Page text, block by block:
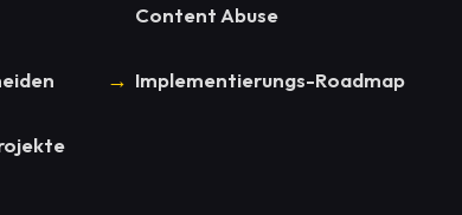
Content Abuse
Implementierungs-Roadmap